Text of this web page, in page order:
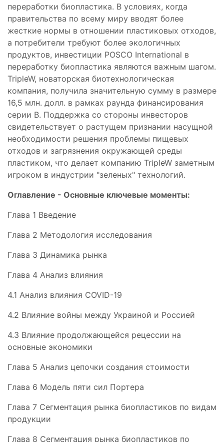
переработки биопластика. В условиях, когда
правительства по всему миру вводят более
жесткие нормы в отношении пластиковых отходов,
а потребители требуют более экологичных
продуктов, инвестиции POSCO International в
переработку биопластика являются важным шагом.
TripleW, новаторская биотехнологическая
компания, получила значительную сумму в размере
16,5 млн. долл. в рамках раунда финансирования
серии B. Поддержка со стороны инвесторов
свидетельствует о растущем признании насущной
необходимости решения проблемы пищевых
отходов и загрязнения окружающей среды
пластиком, что делает компанию TripleW заметным
игроком в индустрии "зеленых" технологий.
Оглавление - Основные ключевые моменты:
Глава 1 Введение
Глава 2 Методология исследования
Глава 3 Динамика рынка
Глава 4 Анализ влияния
4.1 Анализ влияния COVID-19
4.2 Влияние войны между Украиной и Россией
4.3 Влияние продолжающейся рецессии на
основные экономики
Глава 5 Анализ цепочки создания стоимости
Глава 6 Модель пяти сил Портера
Глава 7 Сегментация рынка биопластиков по видам
продукции
Глава 8 Сегментация рынка биопластиков по